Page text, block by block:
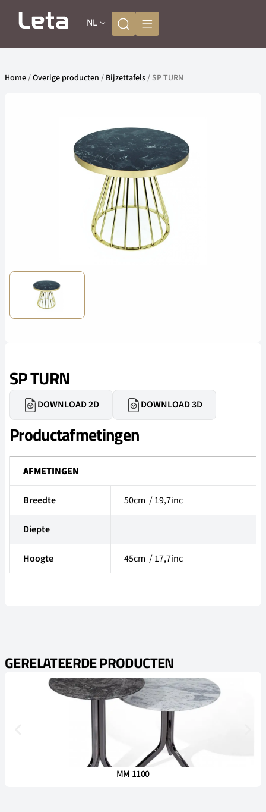
NL
Home/Overige producten / Bijzettafels/ SP TURN
SP TURN
DOWNLOAD 2D DOWNLOAD 3D
Productafmetingen
AFMETINGEN
Breedte 50cm / 19,7inc
Diepte
Hoogte 45cm / 17,7inc
GERELATEERDE PRODUCTEN
MM 1100